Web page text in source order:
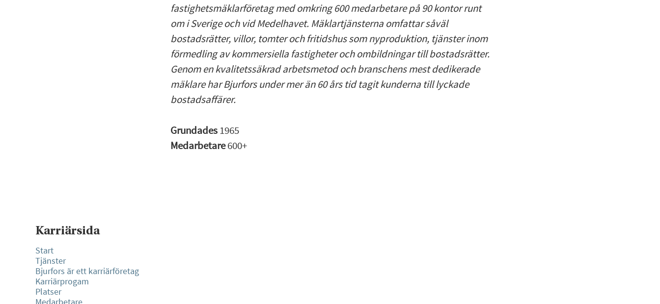
fastighetsmäklarföretag med omkring 600 medarbetare på 90 kontor runt
om i Sverige och vid Medelhavet. Mäklartjänsterna omfattar såväl
bostadsrätter, villor, tomter och fritidshus som nyproduktion, tjänster inom
förmedling av kommersiella fastigheter och ombildningar till bostadsrätter.
Genom en kvalitetssäkrad arbetsmetod och branschens mest dedikerade
mäklare har Bjurfors under mer än 60 års tid tagit kunderna till lyckade
bostadsaffärer.
Grundades1965
Medarbetare600+
Karriärsida
Start
Tjänster
Bjurfors är ett karriärföretag
Karriärprogam
Platser